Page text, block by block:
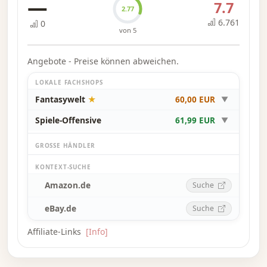
—
0
2.77
von 5
7.7
6.761
Angebote - Preise können abweichen.
LOKALE FACHSHOPS
Fantasywelt ★ 60,00 EUR ▼
Spiele-Offensive 61,99 EUR ▼
GROSSE HÄNDLER
KONTEXT-SUCHE
Amazon.de Suche
eBay.de Suche
Affiliate-Links [Info]